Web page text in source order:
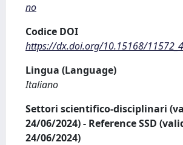
no
Codice DOI
https://dx.doi.org/10.15168/
Lingua (Language)
Italiano
Settori scientifico-disciplinari
24/06/2024) - Reference SSD
24/06/2024)